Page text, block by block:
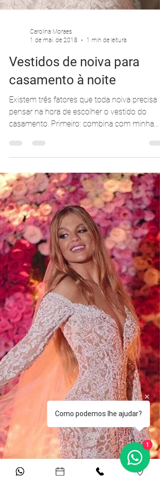
Carolina Moraes
1 de mai. de 2018
1 min de leitura
Vestidos de noiva para
casamento à noite
Existem três fatores que toda noiva precisa
pensar na hora de escolher o vestido do
casamento. Primeiro: combina com minha
personalidade?...
Como podemos lhe ajudar?
1